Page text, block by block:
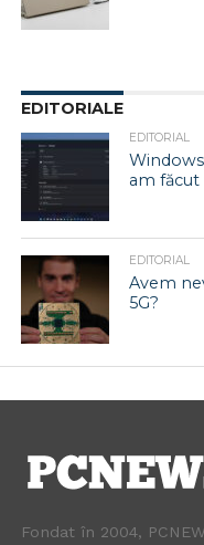
EDITORIALE
EDITORIAL
Windows
am făcut
EDITORIAL
Avem
5G?
Fondat în 2004,